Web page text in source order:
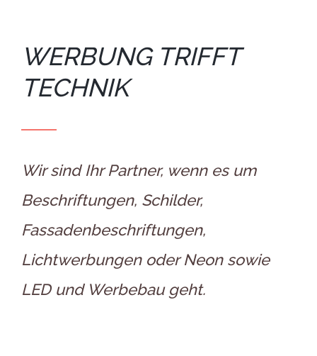
WERBUNG TRIFFT
TECHNIK
Wir sind Ihr Partner, wenn es um
Beschriftungen, Schilder,
Fassadenbeschriftungen,
Lichtwerbungen oder Neon sowie
LED und Werbebau geht.